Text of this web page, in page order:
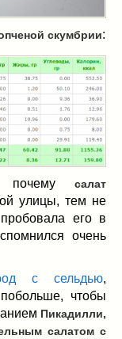
скумбрии:
почему салат
улицы, тем не
его в
очень
с сельдью,
чтобы
Пикадилли,
салатом с